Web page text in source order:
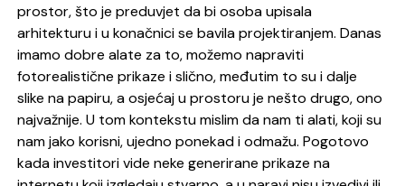
prostor, što je preduvjet da bi osoba upisala
arhitekturu i u konačnici se bavila projektiranjem. Danas
imamo dobre alate za to, možemo napraviti
fotorealistične prikaze i slično, međutim to su i dalje
slike na papiru, a osjećaj u prostoru je nešto drugo, ono
najvažnije. U tom kontekstu mislim da nam ti alati, koji su
nam jako korisni, ujedno ponekad i odmažu. Pogotovo
kada investitori vide neke generirane prikaze na